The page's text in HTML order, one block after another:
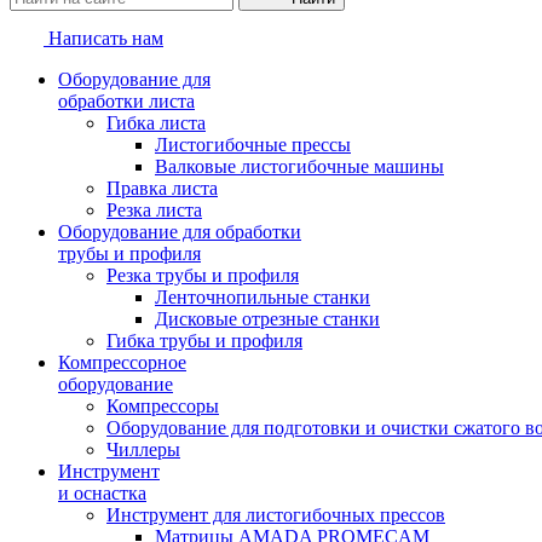
Написать нам
Оборудование для
обработки листа
Гибка листа
Листогибочные прессы
Валковые листогибочные машины
Правка листа
Резка листа
Оборудование для обработки
трубы и профиля
Резка трубы и профиля
Ленточнопильные станки
Дисковые отрезные станки
Гибка трубы и профиля
Компрессорное
оборудование
Компрессоры
Оборудование для подготовки и очистки сжатого
Чиллеры
Инструмент
и оснастка
Инструмент для листогибочных прессов
Матрицы AMADA PROMECAM